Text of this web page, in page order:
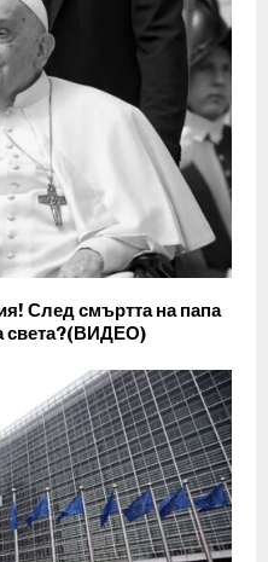
След смъртта на папа
света?(ВИДЕО)